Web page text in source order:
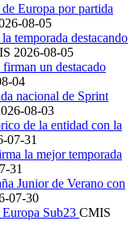
Europa por partida
08-05
temporada destacando
2026-08-05
un destacado
04
nacional de Sprint
08-03
de la entidad con la
07-31
la mejor temporada
31
Junior de Verano con
07-30
Sub23 CMIS